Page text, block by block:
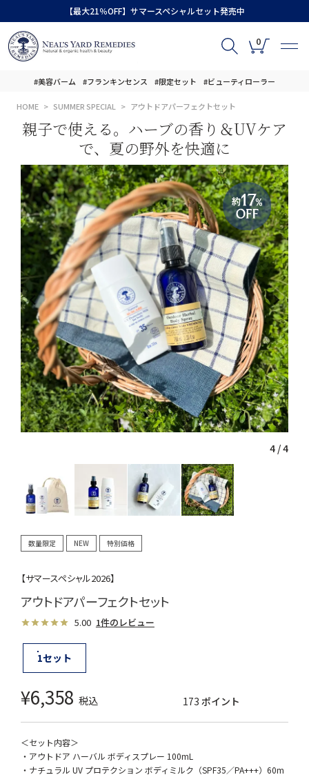
【最大21％OFF】サマースペシャルセット発売中
0
#美容バーム #フランキンセンス #限定セット #ビューティローラー
HOME SUMMER SPECIAL アウトドアパーフェクトセット
親子で使える。ハーブの香り＆UVケア
で、夏の野外を快適に
4/4
数量限定 NEW 特別価格
【サマースペシャル2026】
アウトドアパーフェクトセット
5.00 1件のレビュー
1セット
¥6,358 税込 173 ポイント
＜セット内容＞
・アウトドア ハーバル ボディスプレー 100mL
・ナチュラル UV プロテクション ボディミルク（SPF35／PA+++）60m